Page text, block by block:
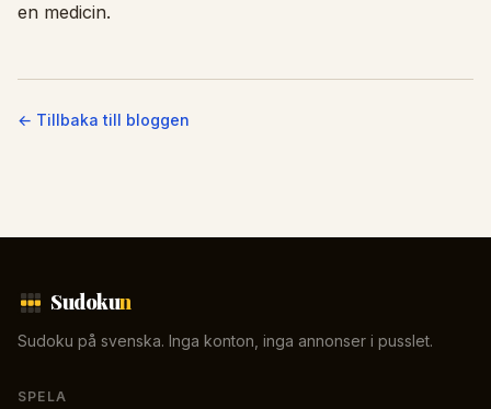
en medicin.
← Tillbaka till bloggen
Sudokun
Sudoku på svenska. Inga konton, inga annonser i pusslet.
SPELA